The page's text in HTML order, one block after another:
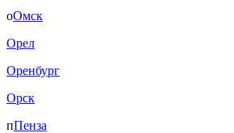
оОмск
Орел
Оренбург
Орск
пПенза